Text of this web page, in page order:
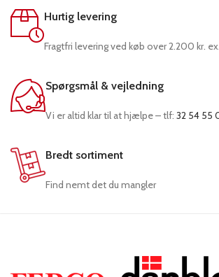
Hurtig levering
Fragtfri levering ved køb over 2.200 kr.
Spørgsmål & vejledning
Vi er altid klar til at hjælpe – tlf: 32 54 55
Bredt sortiment
Find nemt det du mangler